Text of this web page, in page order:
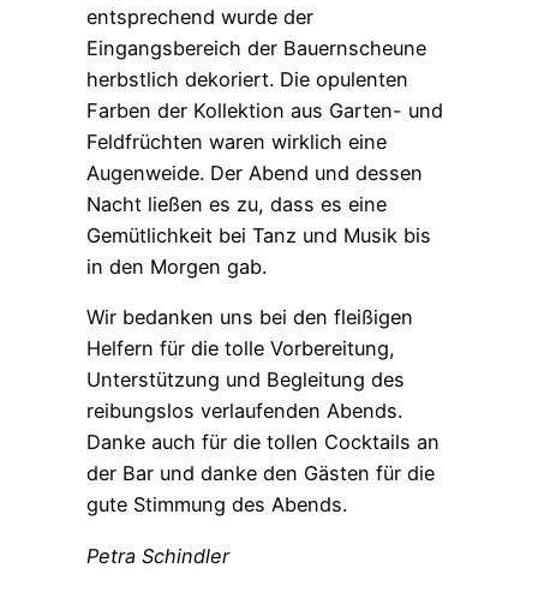
entsprechend wurde der
Eingangsbereich der Bauernscheune
herbstlich dekoriert. Die opulenten
Farben der Kollektion aus Garten- und
Feldfrüchten waren wirklich eine
Augenweide. Der Abend und dessen
Nacht ließen es zu, dass es eine
Gemütlichkeit bei Tanz und Musik bis
in den Morgen gab.
Wir bedanken uns bei den fleißigen
Helfern für die tolle Vorbereitung,
Unterstützung und Begleitung des
reibungslos verlaufenden Abends.
Danke auch für die tollen Cocktails an
der Bar und danke den Gästen für die
gute Stimmung des Abends.
Petra Schindler